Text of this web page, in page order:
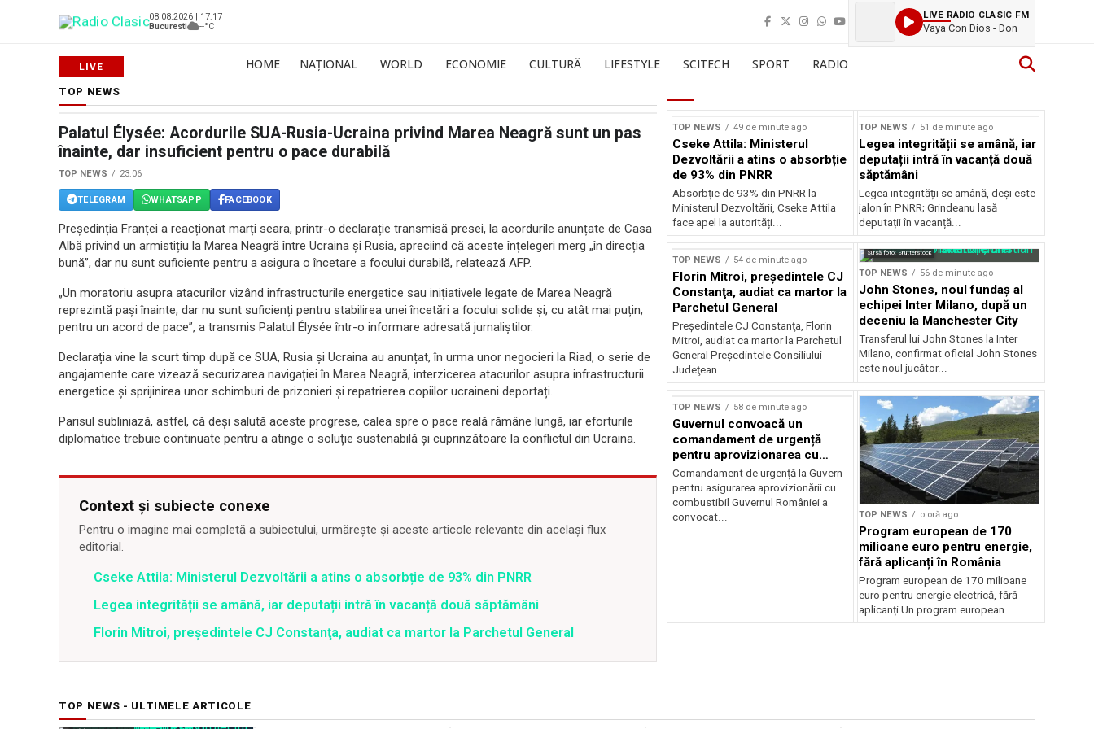
08.08.2026 | 17:17
Bucuresti
--°C
LIVE RADIO CLASIC FM
Vaya Con Dios - Don
HOME NAȚIONAL WORLD ECONOMIE CULTURĂ LIFESTYLE SCITECH SPORT RADIO
TOP NEWS
Palatul Élysée: Acordurile SUA-Rusia-Ucraina privind Marea Neagră sunt un pas
înainte, dar insuficient pentru o pace durabilă
TOP NEWS 23:06
TELEGRAM WHATSAPP FACEBOOK
Președinția Franței a reacționat marți seara, printr-o declarație transmisă presei, la acordurile anunțate de Casa
Albă privind un armistițiu la Marea Neagră între Ucraina și Rusia, apreciind că aceste înțelegeri merg „în direcția
bună”, dar nu sunt suficiente pentru a asigura o încetare a focului durabilă, relatează AFP.
„Un moratoriu asupra atacurilor vizând infrastructurile energetice sau inițiativele legate de Marea Neagră
reprezintă pași înainte, dar nu sunt suficienți pentru stabilirea unei încetări a focului solide și, cu atât mai puțin,
pentru un acord de pace”, a transmis Palatul Élysée într-o informare adresată jurnaliștilor.
Declarația vine la scurt timp după ce SUA, Rusia și Ucraina au anunțat, în urma unor negocieri la Riad, o serie de
angajamente care vizează securizarea navigației în Marea Neagră, interzicerea atacurilor asupra infrastructurii
energetice și sprijinirea unor schimburi de prizonieri și repatrierea copiilor ucraineni deportați.
Parisul subliniază, astfel, că deși salută aceste progrese, calea spre o pace reală rămâne lungă, iar eforturile
diplomatice trebuie continuate pentru a atinge o soluție sustenabilă și cuprinzătoare la conflictul din Ucraina.
Context și subiecte conexe
Pentru o imagine mai completă a subiectului, urmărește și aceste articole relevante din același flux
editorial.
Cseke Attila: Ministerul Dezvoltării a atins o absorbție de 93% din PNRR
Legea integrității se amână, iar deputații intră în vacanță două săptămâni
Florin Mitroi, preşedintele CJ Constanţa, audiat ca martor la Parchetul General
TOP NEWS 49 de minute ago
Cseke Attila: Ministerul
Dezvoltării a atins o absorbție
de 93% din PNRR
Absorbție de 93% din PNRR la
Ministerul Dezvoltării, Cseke Attila
face apel la autorități...
TOP NEWS 51 de minute ago
Legea integrității se amână, iar
deputații intră în vacanță două
săptămâni
Legea integrității se amână, deși este
jalon în PNRR; Grindeanu lasă
deputații în vacanță...
TOP NEWS 54 de minute ago
Florin Mitroi, preşedintele CJ
Constanţa, audiat ca martor la
Parchetul General
Preşedintele CJ Constanţa, Florin
Mitroi, audiat ca martor la Parchetul
General Preşedintele Consiliului
Judeţean...
Sursă foto: Shutterstock
TOP NEWS 56 de minute ago
John Stones, noul fundaș al
echipei Inter Milano, după un
deceniu la Manchester City
Transferul lui John Stones la Inter
Milano, confirmat oficial John Stones
este noul jucător...
TOP NEWS 58 de minute ago
Guvernul convoacă un
comandament de urgență
pentru aprovizionarea cu
combustibil
Comandament de urgență la Guvern
pentru asigurarea aprovizionării cu
combustibil Guvernul României a
convocat...
TOP NEWS o oră ago
Program european de 170
milioane euro pentru energie,
fără aplicanți în România
Program european de 170 milioane
euro pentru energie electrică, fără
aplicanți Un program european...
TOP NEWS - ULTIMELE ARTICOLE
Sursă foto: Shutterstock